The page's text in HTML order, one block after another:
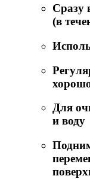
Сразу
(в
Для
и воду